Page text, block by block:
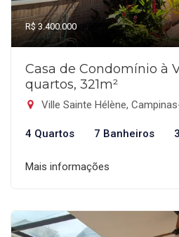
R$ 3.400.000
Casa de Condomínio à
quartos, 321m²
Ville Sainte Hélène,
4 Quartos 7 Banheiros
Mais informações